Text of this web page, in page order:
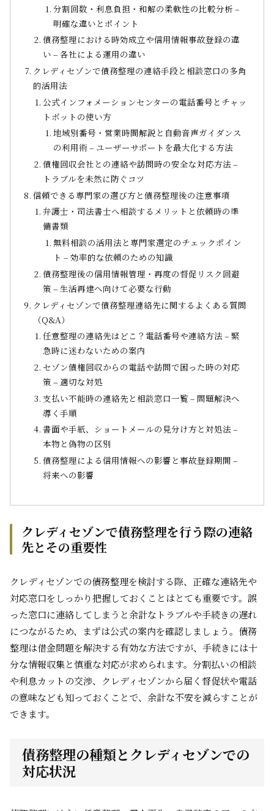
分割回数・利息負担・和解の柔軟性の比較分析 –
明確な違いとポイント
債務整理における時効成立や信用情報事故登録の違
い – 各社による運用の違い
クレディセゾンで債務整理の連絡手段と相談窓口の多角
的活用法
公式インフォメーションセンターの電話番号とチャッ
トボットの使い方
地域別番号・営業時間解説と自動音声ガイダンス
の利用術 – ユーザーサポートを最大化する方法
債権回収会社との連絡や訪問時の安全な対応方法 –
トラブルを未然に防ぐコツ
信頼できる専門家の選び方と債務整理後の注意事項
弁護士・司法書士へ相談するメリットと依頼時の準
備書類
無料相談の活用法と専門家選定のチェックポイン
ト – 効率的な依頼のための知識
債務整理後の信用情報管理・再度の督促リスク回避
策 – 生活再建へ向けて必要な行動
クレディセゾンで債務整理連絡先に関するよくある質問
（Q&A）
任意整理の連絡先はどこ？電話番号や連絡方法 – 緊
急時に迷わないための案内
セゾン債権回収からの電話や訪問で困った時の対応
策 – 適切な対処
支払い不能時の連絡先と相談窓口一覧 – 問題解決へ
導く手順
書面や手紙、ショートメールの見分け方と対処法 –
本物と偽物の区別
債務整理による信用情報への影響と事故登録期間 –
将来への影響
クレディセゾンで債務整理を行う際の連絡
先とその重要性
クレディセゾンでの債務整理を検討する際、正確な連絡先や
対応窓口をしっかり把握しておくことはとても重要です。誤
った窓口に連絡してしまうと余計なトラブルや手続きの遅れ
につながるため、まずは公式の案内を確認しましょう。債務
整理は借金問題を解決する有効な方法ですが、手続きには十
分な情報収集と慎重な対応が求められます。分割払いの相談
や利息カットの交渉、クレディセゾンから届く督促状や電話
の意味なども知っておくことで、余計な不安を減らすことが
できます。
債務整理の種類とクレディセゾンでの
対応状況